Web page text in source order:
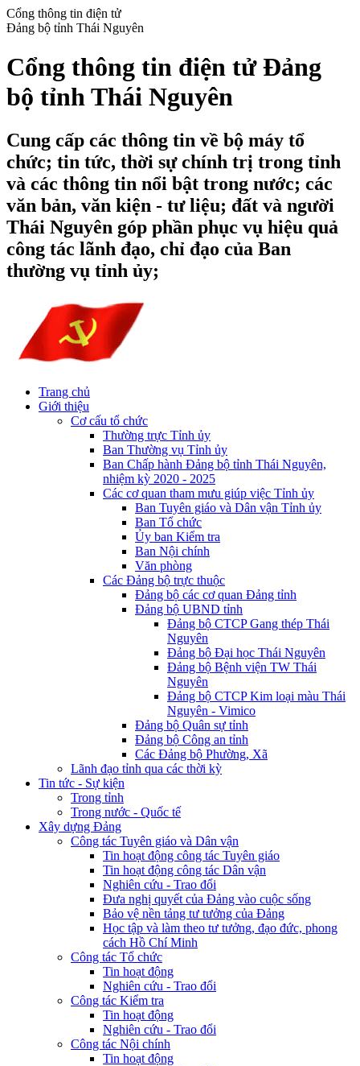
Cổng thông tin điện tử
Đảng bộ tỉnh Thái Nguyên
Cổng thông tin điện tử Đảng
bộ tỉnh Thái Nguyên
Cung cấp các thông tin về bộ máy tổ
chức; tin tức, thời sự chính trị trong tỉnh
và các thông tin nổi bật trong nước; các
văn bản, văn kiện - tư liệu; đất và người
Thái Nguyên góp phần phục vụ hiệu quả
công tác lãnh đạo, chỉ đạo của Ban
thường vụ tỉnh ủy;
Trang chủ
Giới thiệu
Cơ cấu tổ chức
Thường trực Tỉnh ủy
Ban Thường vụ Tỉnh ủy
Ban Chấp hành Đảng bộ tỉnh Thái Nguyên,
nhiệm kỳ 2020 - 2025
Các cơ quan tham mưu giúp việc Tỉnh ủy
Ban Tuyên giáo và Dân vận Tỉnh ủy
Ban Tổ chức
Ủy ban Kiểm tra
Ban Nội chính
Văn phòng
Các Đảng bộ trực thuộc
Đảng bộ các cơ quan Đảng tỉnh
Đảng bộ UBND tỉnh
Đảng bộ CTCP Gang thép Thái
Nguyên
Đảng bộ Đại học Thái Nguyên
Đảng bộ Bệnh viện TW Thái
Nguyên
Đảng bộ CTCP Kim loại màu Thái
Nguyên - Vimico
Đảng bộ Quân sự tỉnh
Đảng bộ Công an tỉnh
Các Đảng bộ Phường, Xã
Lãnh đạo tỉnh qua các thời kỳ
Tin tức - Sự kiện
Trong tỉnh
Trong nước - Quốc tế
Xây dựng Đảng
Công tác Tuyên giáo và Dân vận
Tin hoạt động công tác Tuyên giáo
Tin hoạt động công tác Dân vận
Nghiên cứu - Trao đổi
Đưa nghị quyết của Đảng vào cuộc sống
Bảo vệ nền tảng tư tưởng của Đảng
Học tập và làm theo tư tưởng, đạo đức, phong
cách Hồ Chí Minh
Công tác Tổ chức
Tin hoạt động
Nghiên cứu - Trao đổi
Công tác Kiểm tra
Tin hoạt động
Nghiên cứu - Trao đổi
Công tác Nội chính
Tin hoạt động